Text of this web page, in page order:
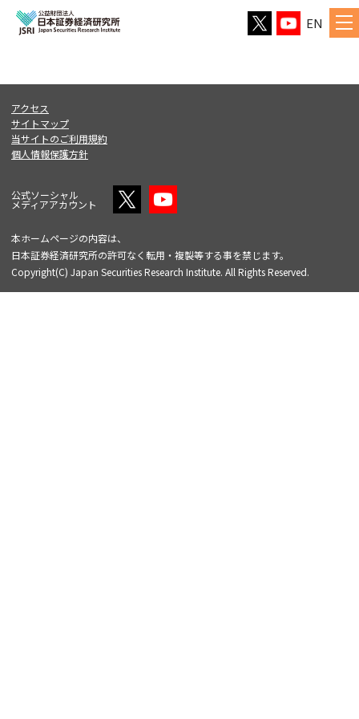
EN
アクセス
サイトマップ
当サイトのご利用規約
個人情報保護方針
公式ソーシャル
メディアアカウント
本ホームページの内容は、
日本証券経済研究所の許可なく転用・複製等する事を禁じます。
Copyright(C) Japan Securities Research Institute. All Rights Reserved.